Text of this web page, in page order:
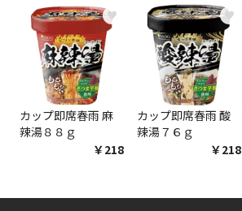
♥
カップ即席春雨 麻
辣湯８８ｇ
￥218
♥
カップ即席春雨 酸
辣湯７６ｇ
￥218